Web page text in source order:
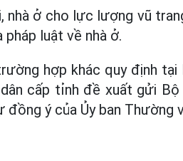
ở cho lực lượng vũ
luật về nhà ở.
hợp khác quy định tại
cấp tỉnh đề xuất gửi
ý của Ủy ban Thường